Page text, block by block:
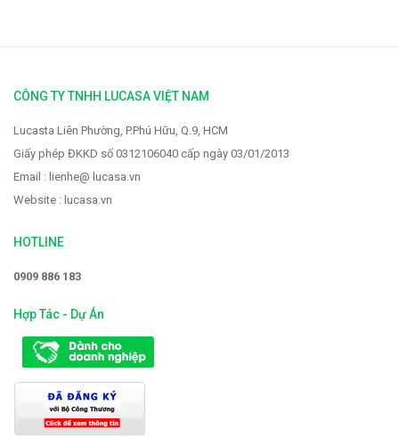
CÔNG TY TNHH LUCASA VIỆT NAM
Lucasta Liên Phường, P.Phú Hữu, Q.9, HCM
Giấy phép ĐKKD số 0312106040 cấp ngày 03/01/2013
Email : lienhe@ lucasa.vn
Website : lucasa.vn
HOTLINE
0909 886 183
Hợp Tác - Dự Án